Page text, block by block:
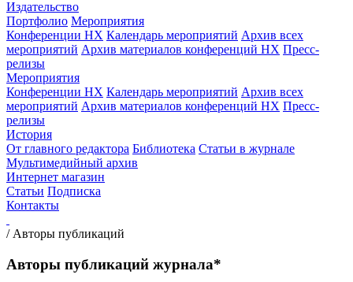
Издательство
Портфолио Мероприятия
Конференции НХ Календарь мероприятий Архив всех
мероприятий Архив материалов конференций НХ Пресс-
релизы
Мероприятия
Конференции НХ Календарь мероприятий Архив всех
мероприятий Архив материалов конференций НХ Пресс-
релизы
История
От главного редактора Библиотека Статьи в журнале
Мультимедийный архив
Интернет магазин
Статьи Подписка
Контакты
/ Авторы публикаций
Авторы публикаций журнала*